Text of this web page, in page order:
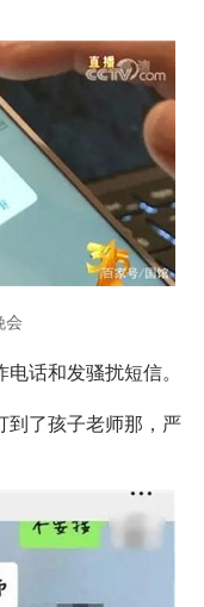
会
话和发骚扰短信。
到了孩子老师那，严